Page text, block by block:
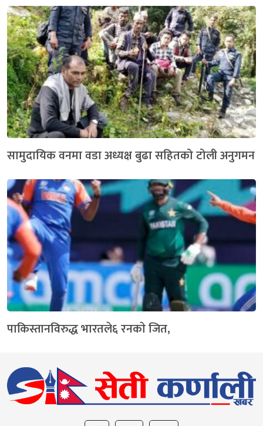
सामुदायिक वनमा वडा अध्यक्ष बुढा सहितको टोली अनुगमन
पाकिस्तानविरुद्ध भारतले६ रनकाे जित,